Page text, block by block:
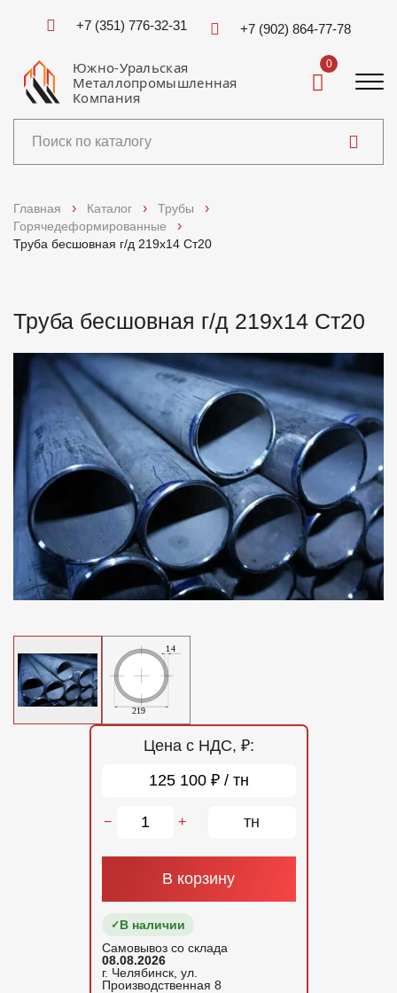
+7 (351) 776-32-31 +7 (902) 864-77-78
Южно-Уральская
Металлопромышленная
Компания
0
Услуги
Доставка и оплата
О компании
Отзывы
Контакты
Главная Каталог
Трубы
Горячедеформированные
Труба бесшовная г/д 219х14 Ст20
Труба бесшовная г/д 219х14 Ст20
Цена с НДС, ₽:
125 100 ₽ / тн
− + тн
В корзину
В наличии
Самовывоз со склада
08.08.2026
г. Челябинск, ул.
Производственная 8